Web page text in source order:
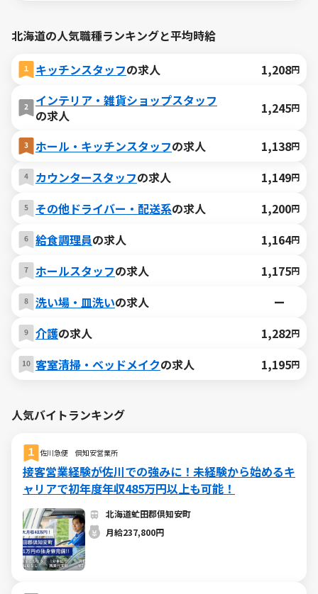
北海道の人気職種ランキングと平均時給
キッチンスタッフの求人 1,208円
インテリア・雑貨ショップスタッフ
の求人
1,245円
ホール・キッチンスタッフの求人 1,138円
カウンタースタッフの求人 1,149円
その他ドライバー・配送系の求人 1,200円
給食調理員の求人 1,164円
ホールスタッフの求人 1,175円
洗い場・皿洗いの求人
ー
介護の求人 1,282円
客室清掃・ベッドメイクの求人 1,195円
人気バイトランキング
佐川急便 倶知安営業所
接客営業経験が佐川での強みに！未経験から始めるキ
ャリアで初年度年収485万円以上も可能！
北海道虻田郡倶知安町
月給237,800円